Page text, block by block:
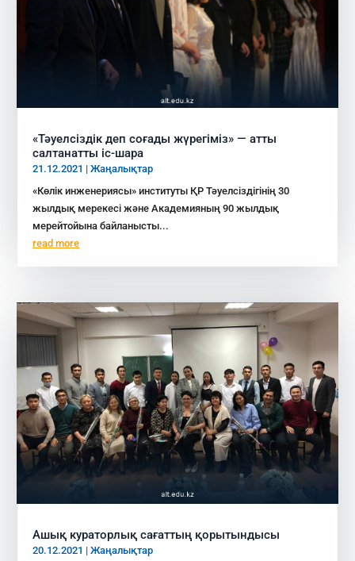
«Тәуелсіздік деп соғады жүрегіміз» — атты
салтанатты іс-шара
21.12.2021 |Жаңалықтар
«Көлік инженериясы» институты ҚР Тәуелсіздігінің 30
жылдық мерекесі және Академияның 90 жылдық
мерейтойына байланысты...
read more
Ашық кураторлық сағаттың қорытындысы
20.12.2021 |Жаңалықтар